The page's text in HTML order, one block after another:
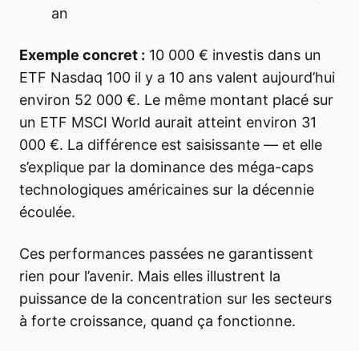
an
Exemple concret : 10 000 € investis dans un
ETF Nasdaq 100 il y a 10 ans valent aujourd’hui
environ 52 000 €. Le même montant placé sur
un ETF MSCI World aurait atteint environ 31
000 €. La différence est saisissante — et elle
s’explique par la dominance des méga-caps
technologiques américaines sur la décennie
écoulée.
Ces performances passées ne garantissent
rien pour l’avenir. Mais elles illustrent la
puissance de la concentration sur les secteurs
à forte croissance, quand ça fonctionne.